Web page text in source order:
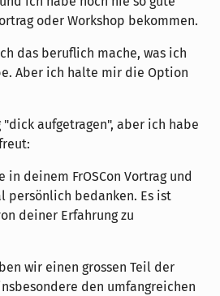
oder Workshop bekommen.
das beruflich mache, was ich
Aber ich halte mir die Option
aufgetragen", aber ich habe
in deinem FrOSCon Vortrag und
persönlich bedanken. Es ist
deiner Erfahrung zu
wir einen grossen Teil der
den umfangreichen